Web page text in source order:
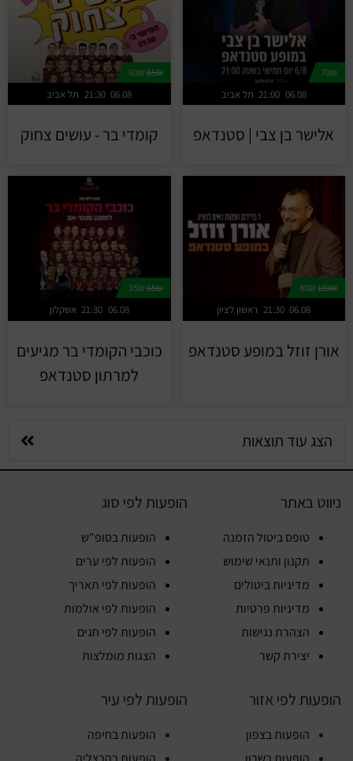
70₪
תל אביב 21:00 06.08
אלישר בן צבי | סטנדאפ
85₪
60₪
תל אביב 21:30 06.08
קומדי בר - עושים צחוק
110₪
ראשון לציון 21:30 06.08
אורן זוזל במופע סטנדאפ
65₪
35₪
אשקלון 21:30 06.08
כוכבי הקומדי בר מגיעים
למרתון סטנדאפ
הצג עוד תוצאות
ניווט באתר
טופס ביטול הזמנה
תקנון ותנאי שימוש
מדיניות ביטולים
מדיניות פרטיות
הצהרת נגישות
יצירת קשר
הופעות לפי סוג
הופעות בסופ"ש
הופעות לפי ערים
הופעות לפי תאריך
הופעות לפי אולמות
הופעות לפי חגים
הצגות מומלצות
הופעות לפי אזור
הופעות בצפון
הופעות לפי עיר
הופעות בחיפה